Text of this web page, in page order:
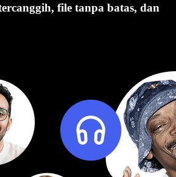
file tanpa batas, dan